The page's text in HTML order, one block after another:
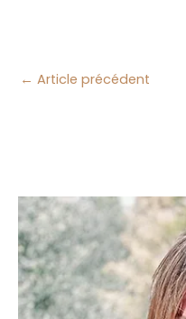
← Article précédent